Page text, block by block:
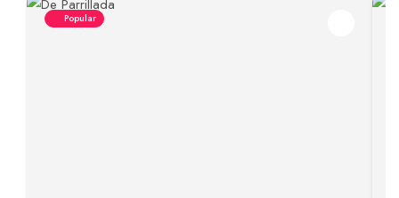
Popular